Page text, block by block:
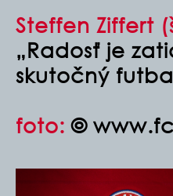
Steffen Ziffert
„Radosť je
skutočný
foto: ©